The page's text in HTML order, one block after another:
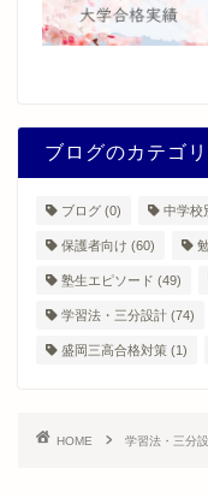
ブログのカテゴ
ブログ (0) 中学校
保護者向け (60)
塾生エピソード (49)
学習法・三分設計 (74)
盛岡三高合格対策 (1)
HOME 学習法・三分